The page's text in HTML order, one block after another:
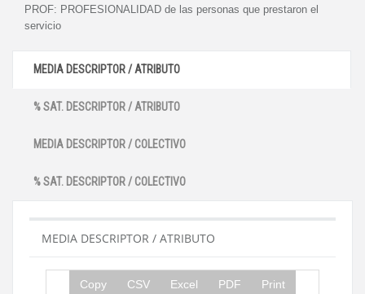
PROF: PROFESIONALIDAD de las personas que prestaron el
servicio
MEDIA DESCRIPTOR / ATRIBUTO
% SAT. DESCRIPTOR / ATRIBUTO
MEDIA DESCRIPTOR / COLECTIVO
% SAT. DESCRIPTOR / COLECTIVO
MEDIA DESCRIPTOR / ATRIBUTO
Copy CSV Excel PDF Print